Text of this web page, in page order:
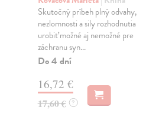
Skutočný príbeh plný odvahy,
nezlomnosti a sily rozhodnutia
urobiť možné aj nemožné pre
záchranu syn...
Do 4 dní
16,72 €
17,60 € ?